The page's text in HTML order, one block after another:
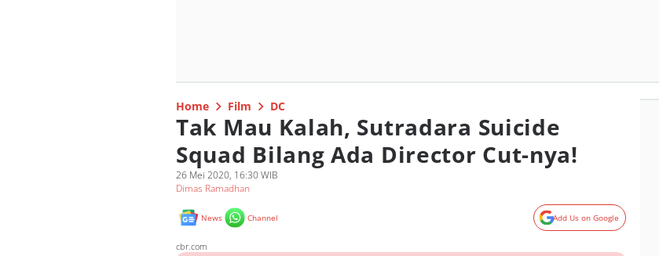
Home Film DC
Tak Mau Kalah, Sutradara Suicide
Squad Bilang Ada Director Cut-nya!
26 Mei 2020, 16:30 WIB
Dimas Ramadhan
News Channel Add Us on Google
cbr.com